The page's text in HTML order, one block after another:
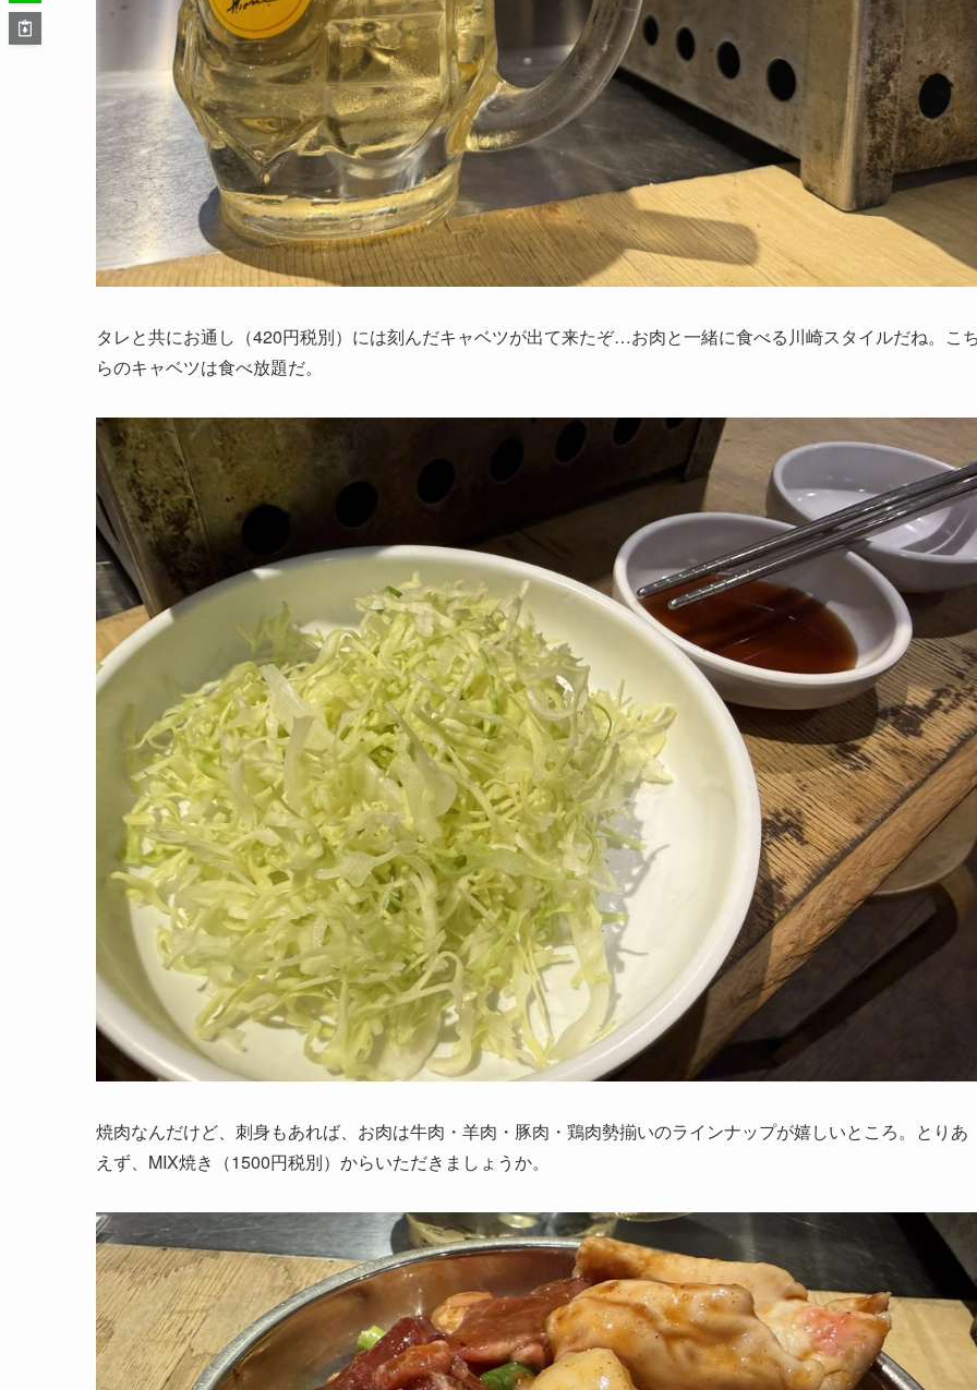
タレと共にお通し（420円税別）には刻んだキャベツが出て来たぞ…お肉と一緒に食べる川崎スタイルだね。こ
らのキャベツは食べ放題だ。
焼肉なんだけど、刺身もあれば、お肉は牛肉・羊肉・豚肉・鶏肉勢揃いのラインナップが嬉しいところ。とりあ
えず、MIX焼き（1500円税別）からいただきましょうか。